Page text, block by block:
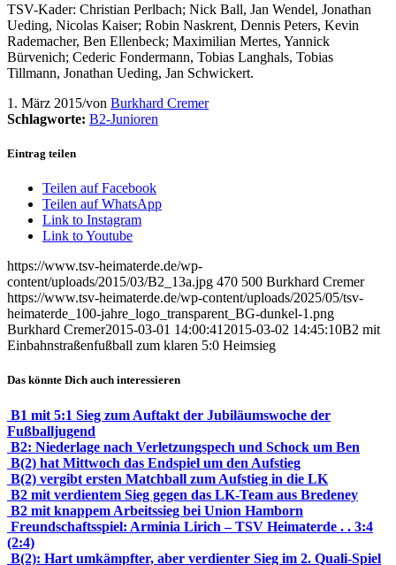
TSV-Kader: Christian Perlbach; Nick Ball, Jan Wendel, Jonathan
Ueding, Nicolas Kaiser; Robin Naskrent, Dennis Peters, Kevin
Rademacher, Ben Ellenbeck; Maximilian Mertes, Yannick
Bürvenich; Cederic Fondermann, Tobias Langhals, Tobias
Tillmann, Jonathan Ueding, Jan Schwickert.
1. März 2015/von Burkhard Cremer
Schlagworte: B2-Junioren
Eintrag teilen
Teilen auf Facebook
Teilen auf WhatsApp
Link to Instagram
Link to Youtube
https://www.tsv-heimaterde.de/wp-
content/uploads/2015/03/B2_13a.jpg 470 500 Burkhard Cremer
https://www.tsv-heimaterde.de/wp-content/uploads/2025/05/tsv-
heimaterde_100-jahre_logo_transparent_BG-dunkel-1.png
Burkhard Cremer2015-03-01 14:00:41 2015-03-02 14:45:10B2 mit
Einbahnstraßenfußball zum klaren 5:0 Heimsieg
Das könnte Dich auch interessieren
B1 mit 5:1 Sieg zum Auftakt der Jubiläumswoche der
Fußballjugend
B2: Niederlage nach Verletzungspech und Schock um Ben
B(2) hat Mittwoch das Endspiel um den Aufstieg
B(2) vergibt ersten Matchball zum Aufstieg in die LK
B2 mit verdientem Sieg gegen das LK-Team aus Bredeney
B2 mit knappem Arbeitssieg bei Union Hamborn
Freundschaftsspiel: Arminia Lirich – TSV Heimaterde . . 3:4
(2:4)
B(2): Hart umkämpfter, aber verdienter Sieg im 2. Quali-Spiel